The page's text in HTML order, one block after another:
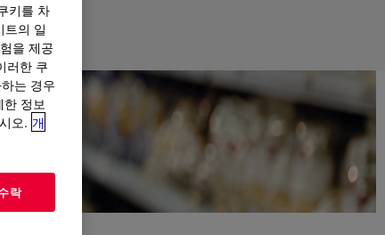
키를 차
트의 일
을 제공
러한 쿠
는 경우
한 정보
오. 개
락